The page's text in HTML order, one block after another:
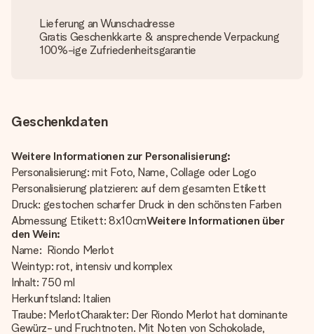
Lieferung an Wunschadresse
Gratis Geschenkkarte & ansprechende Verpackung
100%-ige Zufriedenheitsgarantie
Geschenkdaten
Weitere Informationen zur Personalisierung:
Personalisierung: mit Foto, Name, Collage oder Logo
Personalisierung platzieren: auf dem gesamten Etikett
Druck: gestochen scharfer Druck in den schönsten Farben
Abmessung Etikett: 8x10cmWeitere Informationen über
den Wein:
Name: Riondo Merlot
Weintyp: rot, intensiv und komplex
Inhalt: 750 ml
Herkunftsland: Italien
Traube: MerlotCharakter: Der Riondo Merlot hat dominante
Gewürz- und Fruchtnoten. Mit Noten von Schokolade,